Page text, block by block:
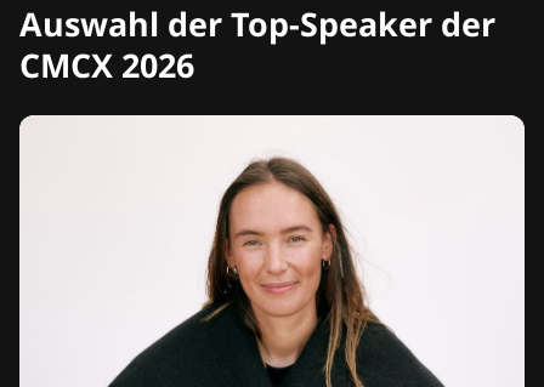
Auswahl der Top-Speaker der
CMCX 2026